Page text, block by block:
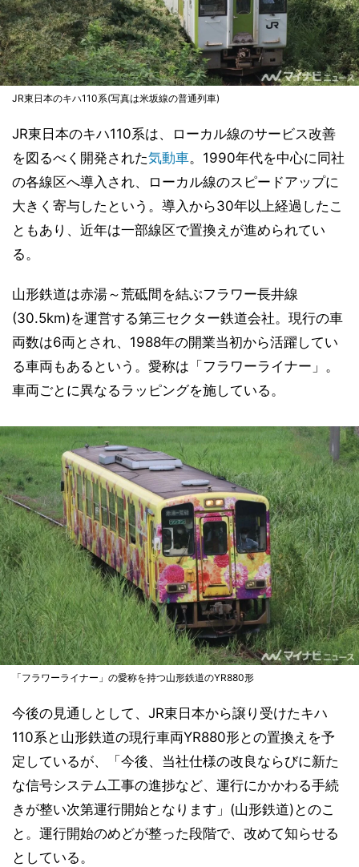
JR東日本のキハ110系(写真は米坂線の普通列車)
JR東日本のキハ110系は、ローカル線のサービス改善
を図るべく開発された気動車。1990年代を中心に同社
の各線区へ導入され、ローカル線のスピードアップに
大きく寄与したという。導入から30年以上経過したこ
ともあり、近年は一部線区で置換えが進められてい
る。
山形鉄道は赤湯～荒砥間を結ぶフラワー長井線
(30.5km)を運営する第三セクター鉄道会社。現行の車
両数は6両とされ、1988年の開業当初から活躍してい
る車両もあるという。愛称は「フラワーライナー」。
車両ごとに異なるラッピングを施している。
「フラワーライナー」の愛称を持つ山形鉄道のYR880形
今後の見通しとして、JR東日本から譲り受けたキハ
110系と山形鉄道の現行車両YR880形との置換えを予
定しているが、「今後、当社仕様の改良ならびに新た
な信号システム工事の進捗など、運行にかかわる手続
きが整い次第運行開始となります」(山形鉄道)とのこ
と。運行開始のめどが整った段階で、改めて知らせる
としている。